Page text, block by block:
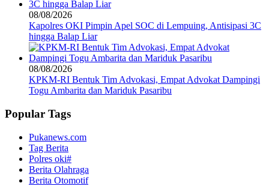
08/08/2026
Kapolres OKI Pimpin Apel SOC di Lempuing, Antisipasi 3C
hingga Balap Liar
08/08/2026
KPKM-RI Bentuk Tim Advokasi, Empat Advokat Dampingi
Togu Ambarita dan Mariduk Pasaribu
Popular Tags
Pukanews.com
Tag Berita
Polres oki#
Berita Olahraga
Berita Otomotif